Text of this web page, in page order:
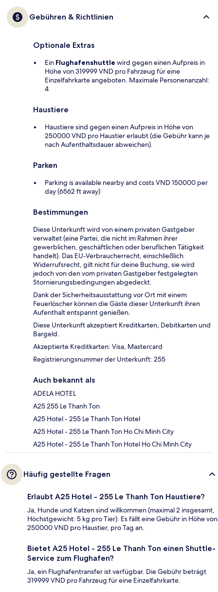
Gebühren & Richtlinien
Optionale Extras
Ein Flughafenshuttle wird gegen einen Aufpreis in
Höhe von 319999 VND pro Fahrzeug für eine
Einzelfahrkarte angeboten. Maximale Personenanzahl:
4
Haustiere
Haustiere sind gegen einen Aufpreis in Höhe von
250000 VND pro Haustier erlaubt (die Gebühr kann je
nach Aufenthaltsdauer abweichen).
Parken
Parking is available nearby and costs VND 150000 per
day (6562 ft away)
Bestimmungen
Diese Unterkunft wird von einem privaten Gastgeber
verwaltet (eine Partei, die nicht im Rahmen ihrer
gewerblichen, geschäftlichen oder beruflichen Tätigkeit
handelt). Das EU-Verbraucherrecht, einschließlich
Widerrufsrecht, gilt nicht für deine Buchung, sie wird
jedoch von den vom privaten Gastgeber festgelegten
Stornierungsbedingungen abgedeckt.
Dank der Sicherheitsausstattung vor Ort mit einem
Feuerlöscher können die Gäste dieser Unterkunft ihren
Aufenthalt entspannt genießen.
Diese Unterkunft akzeptiert Kreditkarten, Debitkarten und
Bargeld.
Akzeptierte Kreditkarten: Visa, Mastercard
Registrierungsnummer der Unterkunft: 255
Auch bekannt als
ADELA HOTEL
A25 255 Le Thanh Ton
A25 Hotel - 255 Le Thanh Ton Hotel
A25 Hotel - 255 Le Thanh Ton Ho Chi Minh City
A25 Hotel - 255 Le Thanh Ton Hotel Ho Chi Minh City
Häufig gestellte Fragen
Erlaubt A25 Hotel - 255 Le Thanh Ton Haustiere?
Ja, Hunde und Katzen sind willkommen (maximal 2 insgesamt,
Höchstgewicht: 5 kg pro Tier). Es fällt eine Gebühr in Höhe von
250000 VND pro Haustier, pro Tag an.
Bietet A25 Hotel - 255 Le Thanh Ton einen Shuttle-
Service zum Flughafen?
Ja, ein Flughafentransfer ist verfügbar. Die Gebühr beträgt
319999 VND pro Fahrzeug für eine Einzelfahrkarte.